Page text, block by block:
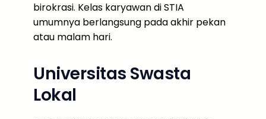
birokrasi. Kelas karyawan di STIA
umumnya berlangsung pada akhir pekan
atau malam hari.
Universitas Swasta
Lokal